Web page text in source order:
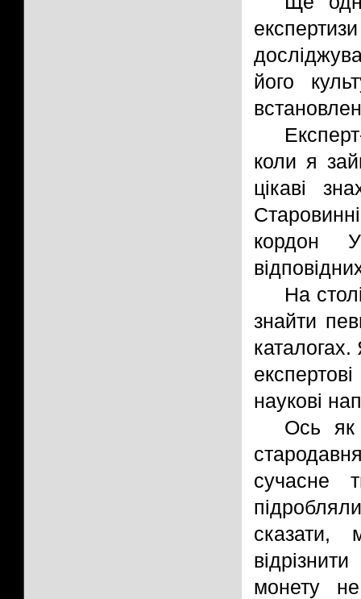
його
коли я
цікаві
кордон
На
знайти
наукові
Ось як
сучасне
монету